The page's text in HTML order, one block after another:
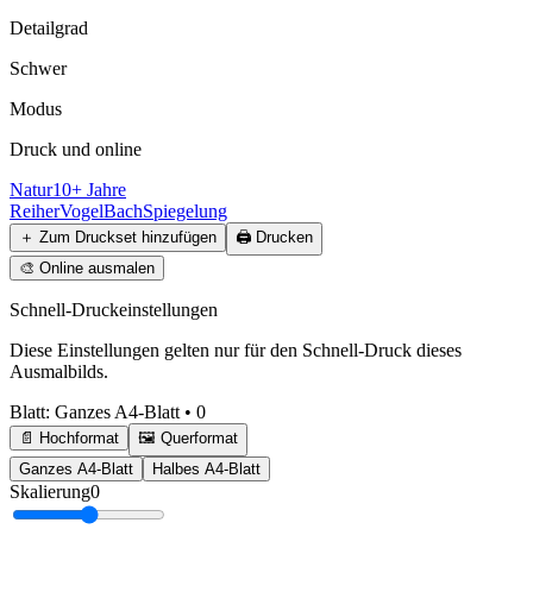
Detailgrad
Schwer
Modus
Druck und online
Natur10+ Jahre
ReiherVogelBachSpiegelung
＋ Zum Druckset hinzufügen 🖨️ Drucken
🎨 Online ausmalen
Schnell-Druckeinstellungen
Diese Einstellungen gelten nur für den Schnell-Druck dieses
Ausmalbilds.
Blatt: Ganzes A4-Blatt • 0
📄 Hochformat
🖼️ Querformat
Ganzes A4-Blatt
Halbes A4-Blatt
Skalierung0